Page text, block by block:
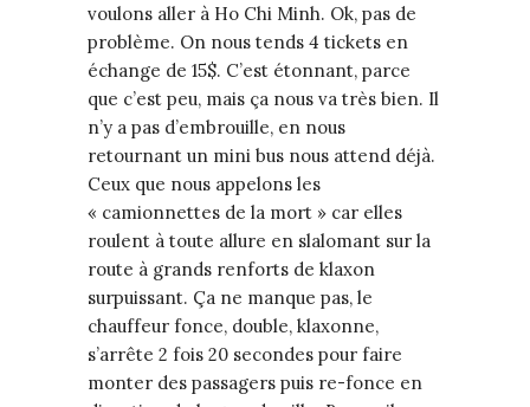
voulons aller à Ho Chi Minh. Ok, pas de
problème. On nous tends 4 tickets en
échange de 15$. C’est étonnant, parce
que c’est peu, mais ça nous va très bien. Il
n’y a pas d’embrouille, en nous
retournant un mini bus nous attend déjà.
Ceux que nous appelons les
« camionnettes de la mort » car elles
roulent à toute allure en slalomant sur la
route à grands renforts de klaxon
surpuissant. Ça ne manque pas, le
chauffeur fonce, double, klaxonne,
s’arrête 2 fois 20 secondes pour faire
monter des passagers puis re-fonce en